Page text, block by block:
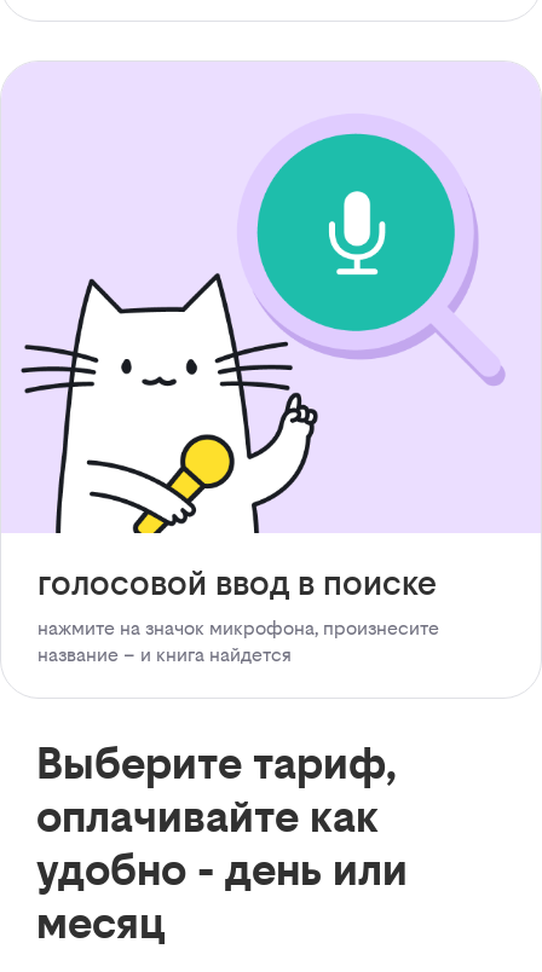
голосовой ввод в поиске
нажмите на значок микрофона, произнесите
название – и книга найдется
Выберите тариф,
оплачивайте как
удобно - день или
месяц